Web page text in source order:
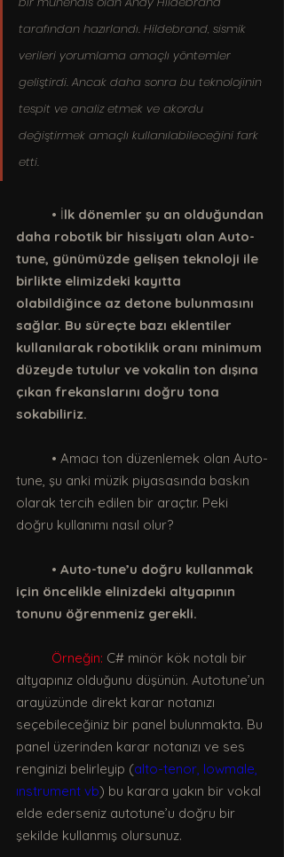
tarafından hazırlandı. Hildebrand, sismik
verileri yorumlama amaçlı yöntemler
geliştirdi. Ancak daha sonra bu teknolojinin
tespit ve analiz etmek ve akordu
değiştirmek amaçlı kullanılabileceğini fark
etti.
	• İ
lk dönemler şu an olduğundan
daha robotik bir hissiyatı olan Auto-
tune, günümüzde gelişen teknoloji ile
birlikte elimizdeki kayıtta
olabildiğince az detone bulunmasını
sağlar. Bu süreçte bazı eklentiler
kullanılarak robotiklik oranı minimum
düzeyde tutulur ve vokalin ton dışına
çıkan frekanslarını doğru tona
sokabiliriz.
tune, şu anki müzik piyasasında baskın
olarak tercih edilen bir araçtır. Peki
doğru kullanımı nasıl olur?
	•
Auto-tune’u doğru kullanmak
için öncelikle elinizdeki altyapının
tonunu öğrenmeniz gerekli.
Örneğin: C# minör kök notalı bir
altyapınız olduğunu düşünün. Autotune’un
arayüzünde direkt karar notanızı
seçebileceğiniz bir panel bulunmakta. Bu
panel üzerinden karar notanızı ve ses
renginizi belirleyip (alto-tenor, lowmale,
ınstrument vb) bu karara yakın bir vokal
elde ederseniz autotune’u doğru bir
şekilde kullanmış olursunuz.